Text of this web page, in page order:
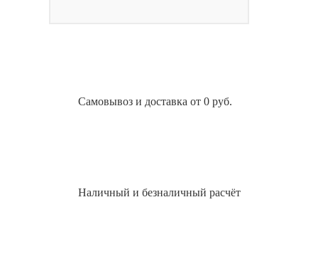
Самовывоз и доставка от 0 руб.
Наличный и безналичный расчёт